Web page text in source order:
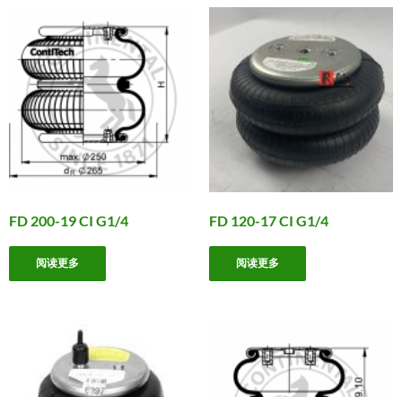
FD 200-19 CI G1/4
阅读更多
FD 120-17 CI G1/4
阅读更多